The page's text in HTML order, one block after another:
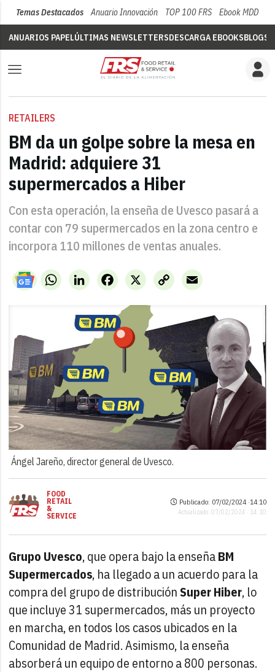
Temas Destacados Anuario Innovación TOP 100 FRS Ebook MDD
ANUARIOS PAPELÚLTIMAS NEWSLETTERSDESCARGA EBOOKSBLOGS
RETAILERS
BM da un golpe sobre la mesa en
Madrid: adquiere 31
supermercados a Hiber
Con esta operación, la enseña de Uvesco pasará a
contar con 79 supermercados en la zona centro e
incorpora 110 millones de ventas anuales.
WhatsAppLinkedIn X
Facebook
Copy
Link
Email
Ángel Jareño, director general de Uvesco.
FOOD
RETAIL
&
SERVICE
Publicado: 07/02/2024 ·14:10
Actualizado: 07/02/2024 · 14:10
Grupo Uvesco, que opera bajo la enseñaBM
Supermercados, ha llegado a un acuerdo para la
compra del grupo de distribuciónSuper Hiber, lo
que incluye 31 supermercados, más un proyecto
en marcha, en todos los casos ubicados en la
Comunidad de Madrid. Asimismo, la enseña
absorberá un equipo de entorno a 800 personas.